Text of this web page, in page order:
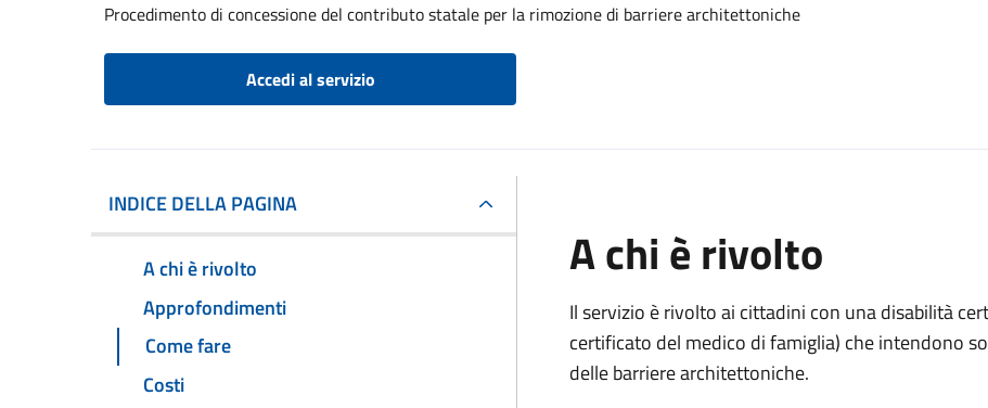
Procedimento di concessione del contributo statale per la rimozione di barriere architettoniche
Accedi al servizio
INDICE DELLA PAGINA
A chi è rivolto
Approfondimenti
Come fare
Costi
A chi è rivolto
Il servizio è rivolto ai cittadini con una disabilità
certificato del medico di famiglia) che intendono
delle barriere architettoniche.